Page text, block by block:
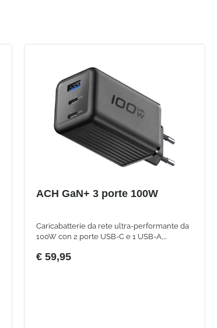
ACH GaN+ 3 porte 100W
Caricabatterie da rete ultra-performante da
100W con 2 porte USB-C e 1 USB-A,
€ 59,95